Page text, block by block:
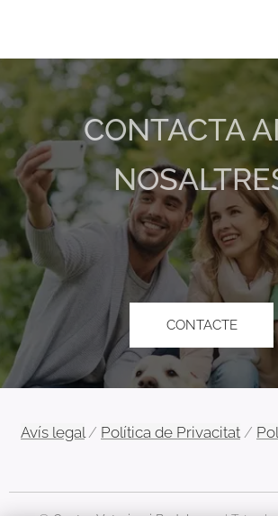
CONTACTA
CONTACTE
Avís legal/ Política de Privacitat/